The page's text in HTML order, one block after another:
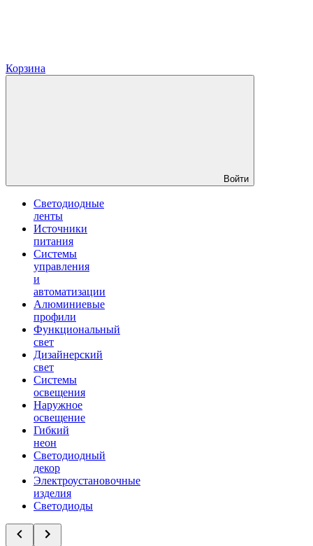
Корзина
Войти
Светодиодные
ленты
Источники
питания
Системы
управления
и
автоматизации
Алюминиевые
профили
Функциональный
свет
Дизайнерский
свет
Системы
освещения
Наружное
освещение
Гибкий
неон
Светодиодный
декор
Электроустановочные
изделия
Светодиоды